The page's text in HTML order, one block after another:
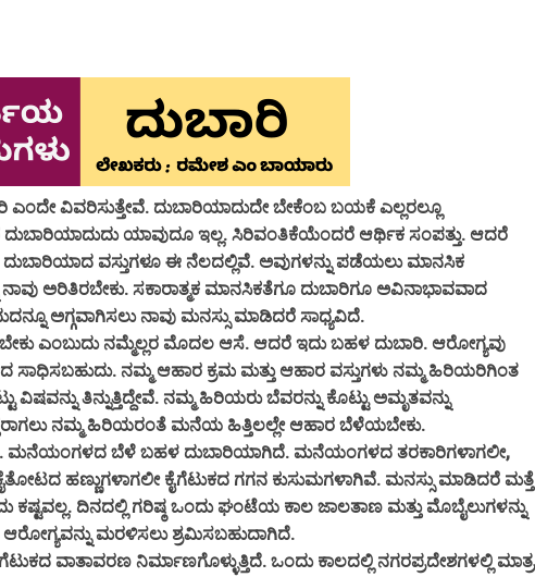
ವಿವರಿಸುತ್ತೇವೆ. ದುಬಾರಿಯಾದುದೇ ಬೇಕೆಂಬ ಬಯಕೆ ಎಲ್ಲರಲ್ಲೂ
ಯಾವುದೂ ಇಲ್ಲ. ಸಿರಿವಂತಿಕೆಯೆಂದರೆ ಆರ್ಥಿಕ ಸಂಪತ್ತು. ಆದರೆ
ವಸ್ತುಗಳೂ ಈ ನೆಲದಲ್ಲಿವೆ. ಅವುಗಳನ್ನು ಪಡೆಯಲು ಮಾನಸಿಕ
ಅರಿತಿರಬೇಕು. ಸಕಾರಾತ್ಮಕ ಮಾನಸಿಕತೆಗೂ ದುಬಾರಿಗೂ ಅವಿನಾಭಾವವಾದ
ಅಗ್ಗವಾಗಿಸಲು ನಾವು ಮನಸ್ಸು ಮಾಡಿದರೆ ಸಾಧ್ಯವಿದೆ.
ಎಂಬುದು ನಮ್ಮೆಲ್ಲರ ಮೊದಲ ಆಸೆ. ಆದರೆ ಇದು ಬಹಳ ದುಬಾರಿ. ಆರೋಗ್ಯವು
ನಮ್ಮ ಆಹಾರ ಕ್ರಮ ಮತ್ತು ಆಹಾರ ವಸ್ತುಗಳು ನಮ್ಮ ಹಿರಿಯರಿಗಿಂತ
ತಿನ್ನುತ್ತಿದ್ದೇವೆ. ನಮ್ಮ ಹಿರಿಯರು ಬೆವರನ್ನು ಕೊಟ್ಟು ಅಮೃತವನ್ನು
ನಮ್ಮ ಹಿರಿಯರಂತೆ ಮನೆಯ ಹಿತ್ತಿಲಲ್ಲೇ ಆಹಾರ ಬೆಳೆಯಬೇಕು.
ಮನೆಯಂಗಳದ ಬೆಳೆ ಬಹಳ ದುಬಾರಿಯಾಗಿದೆ. ಮನೆಯಂಗಳದ ತರಕಾರಿಗಳಾಗಲೀ,
ಹಣ್ಣುಗಳಾಗಲೀ ಕೈಗೆಟುಕದ ಗಗನ ಕುಸುಮಗಳಾಗಿವೆ. ಮನಸ್ಸು ಮಾಡಿದರೆ ಮತ್ತೆ
ಕಷ್ಟವಲ್ಲ. ದಿನದಲ್ಲಿ ಗರಿಷ್ಠ ಒಂದು ಘಂಟೆಯ ಕಾಲ ಜಾಲತಾಣ ಮತ್ತು ಮೊಬೈಲುಗಳನ್ನು
ಮರಳಿಸಲು ಶ್ರಮಿಸಬಹುದಾಗಿದೆ.
ವಾತಾವರಣ ನಿರ್ಮಾಣಗೊಳ್ಳುತ್ತಿದೆ. ಒಂದು ಕಾಲದಲ್ಲಿ ನಗರಪ್ರದೇಶಗಳಲ್ಲಿ ಮಾತ್ರ